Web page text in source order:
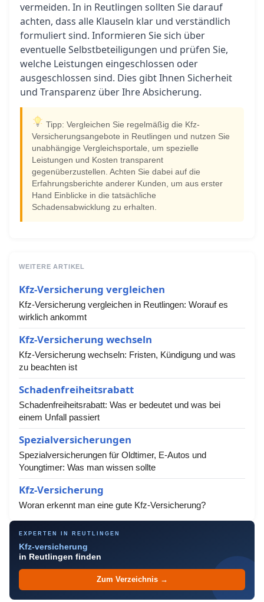
vermeiden. In in Reutlingen sollten Sie darauf
achten, dass alle Klauseln klar und verständlich
formuliert sind. Informieren Sie sich über
eventuelle Selbstbeteiligungen und prüfen Sie,
welche Leistungen eingeschlossen oder
ausgeschlossen sind. Dies gibt Ihnen Sicherheit
und Transparenz über Ihre Absicherung.
Tipp: Vergleichen Sie regelmäßig die Kfz-
Versicherungsangebote in Reutlingen und nutzen Sie
unabhängige Vergleichsportale, um spezielle
Leistungen und Kosten transparent
gegenüberzustellen. Achten Sie dabei auf die
Erfahrungsberichte anderer Kunden, um aus erster
Hand Einblicke in die tatsächliche
Schadensabwicklung zu erhalten.
WEITERE ARTIKEL
Kfz-Versicherung vergleichen
Kfz-Versicherung vergleichen in Reutlingen: Worauf es
wirklich ankommt
Kfz-Versicherung wechseln
Kfz-Versicherung wechseln: Fristen, Kündigung und was
zu beachten ist
Schadenfreiheitsrabatt
Schadenfreiheitsrabatt: Was er bedeutet und was bei
einem Unfall passiert
Spezialversicherungen
Spezialversicherungen für Oldtimer, E-Autos und
Youngtimer: Was man wissen sollte
Kfz-Versicherung
Woran erkennt man eine gute Kfz-Versicherung?
EXPERTEN IN REUTLINGEN
Kfz-versicherung
in Reutlingen finden
Zum Verzeichnis →